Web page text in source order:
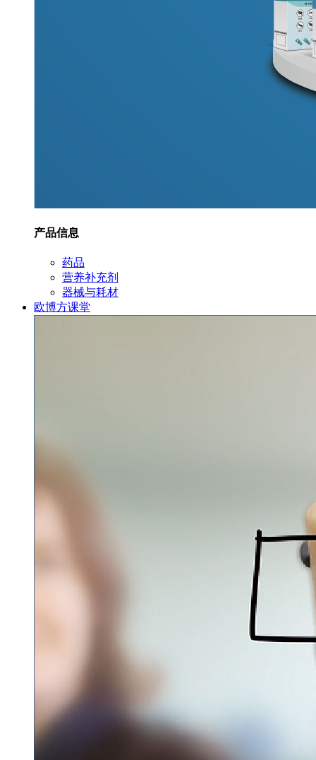
产品信息
药品
营养补充剂
器械与耗材
欧博方课堂